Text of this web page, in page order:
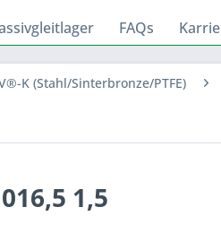
FAQs
K (Stahl/Sinterbronze/PTFE)
1,5